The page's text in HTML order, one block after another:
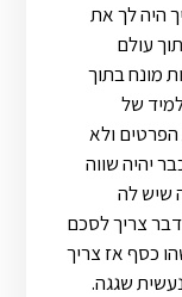
היה לך את
עולם
מונח בתוך
של
ולא
יהיה שווה
שיש לה
צריך לסכם
כסף אז צריך
שגגה.